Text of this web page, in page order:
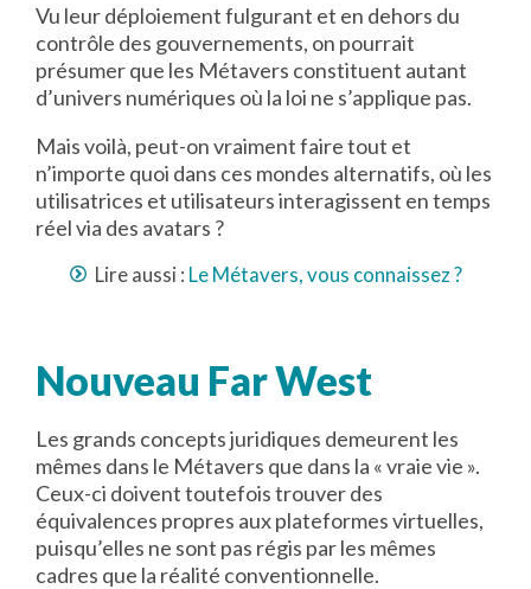
Vu leur déploiement fulgurant et en dehors du
contrôle des gouvernements, on pourrait
présumer que les Métavers constituent autant
d’univers numériques où la loi ne s’applique pas.
Mais voilà, peut-on vraiment faire tout et
n’importe quoi dans ces mondes alternatifs, où les
utilisatrices et utilisateurs interagissent en temps
réel via des avatars ?
Lire aussi : Le Métavers, vous connaissez ?
Nouveau Far West
Les grands concepts juridiques demeurent les
mêmes dans le Métavers que dans la « vraie vie ».
Ceux-ci doivent toutefois trouver des
équivalences propres aux plateformes virtuelles,
puisqu’elles ne sont pas régis par les mêmes
cadres que la réalité conventionnelle.